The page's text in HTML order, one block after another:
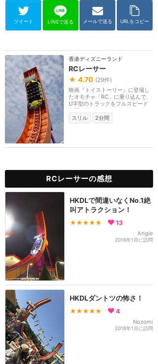
ツイート LINEで送る メールで送る URLをコピー
香港ディズニーランド
RCレーサー
★ 4.70 (29件)
映画『トイストーリー』に登場し
たオモチャ「RC」に乗り込んで、
U字型のトラックをフルスピード
で駆け抜けよう。一...
スリル
2分間
RCレーサーの感想
HKDLで間違いなくNo.1絶
叫アトラクション！
★★★★★ 13
Angie
2016年1月に訪問
HKDLダントツの怖さ！
★★★★★ 4
Nozomi
2018年1月に訪問